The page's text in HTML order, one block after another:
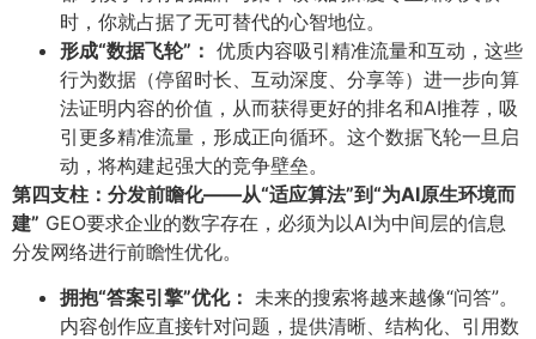
时，你就占据了无可替代的心智地位。
形成“数据飞轮”：​ 优质内容吸引精准流量和互动，这些
行为数据（停留时长、互动深度、分享等）进一步向算
法证明内容的价值，从而获得更好的排名和AI推荐，吸
引更多精准流量，形成正向循环。这个数据飞轮一旦启
动，将构建起强大的竞争壁垒。
第四支柱：分发前瞻化——从“适应算法”到“为AI原生环境而
建”​ GEO要求企业的数字存在，必须为以AI为中间层的信息
分发网络进行前瞻性优化。
拥抱“答案引擎”优化：​ 未来的搜索将越来越像“问答”。
内容创作应直接针对问题，提供清晰、结构化、引用数